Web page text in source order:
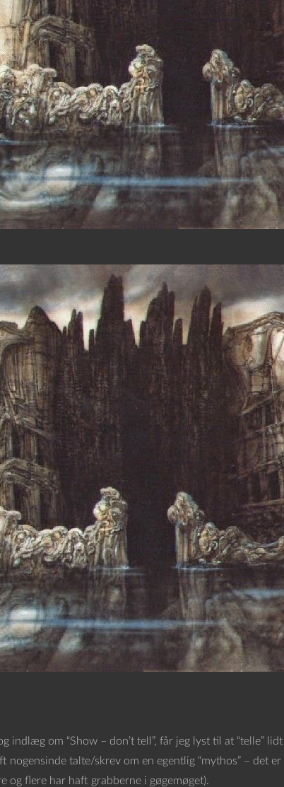
indlæg om “Show – don’t tell”, får jeg lyst til at “telle”
nogensinde talte/skrev om en egentlig “mythos” – det
og flere har haft grabberne i gøgemøget).